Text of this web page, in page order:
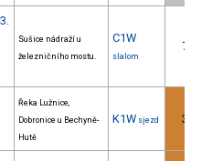
Sušice nádraží u
železničního mostu.
C1W
slalom
7.
Řeka Lužnice,
Dobronice u Bechyně-
Hutě
K1W sjezd 3.